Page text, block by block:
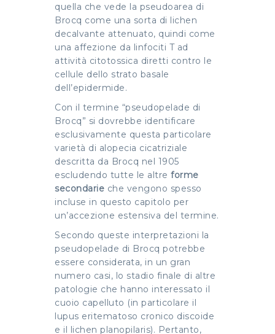
quella che vede la pseudoarea di
Brocq come una sorta di lichen
decalvante attenuato, quindi come
una affezione da linfociti T ad
attività citotossica diretti contro le
cellule dello strato basale
dell’epidermide.
Con il termine “pseudopelade di
Brocq” si dovrebbe identificare
esclusivamente questa particolare
varietà di alopecia cicatriziale
descritta da Brocq nel 1905
escludendo tutte le altre forme
secondarie che vengono spesso
incluse in questo capitolo per
un’accezione estensiva del termine.
Secondo queste interpretazioni la
pseudopelade di Brocq potrebbe
essere considerata, in un gran
numero casi, lo stadio finale di altre
patologie che hanno interessato il
cuoio capelluto (in particolare il
lupus eritematoso cronico discoide
e il lichen planopilaris). Pertanto,